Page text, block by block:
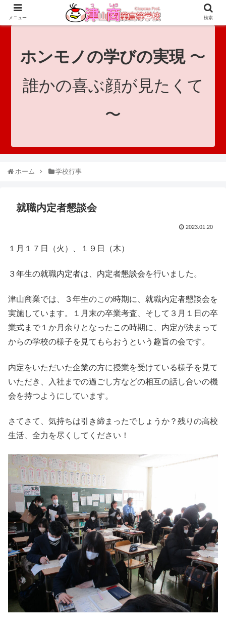
since 1921｜地域と共に未来へつなげ！｜Tsuyama Commercial High School
ホンモノの学びの実現〜
誰かの喜ぶ顔が見たくて
〜
ホーム 学校行事
就職内定者懇談会
2023.01.20
１月１７日（火）、１９日（木）
３年生の就職内定者は、内定者懇談会を行いました。
津山商業では、３年生のこの時期に、就職内定者懇談会を
実施しています。１月末の卒業考査、そして３月１日の卒
業式まで１か月余りとなったこの時期に、内定が決まって
からの学校の様子を見てもらおうという趣旨の会です。
内定をいただいた企業の方に授業を受けている様子を見て
いただき、入社までの過ごし方などの相互の話し合いの機
会を持つようにしています。
さてさて、気持ちは引き締まったでしょうか？残りの高校
生活、全力を尽くしてください！
メニュー 検索